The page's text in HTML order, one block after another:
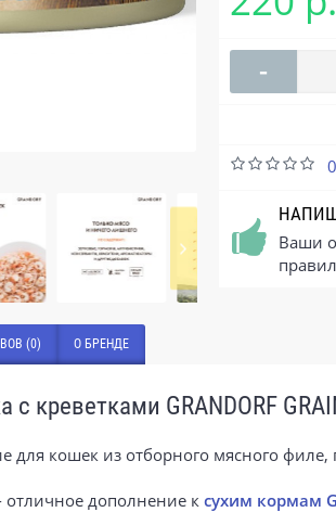
-
Ваши
(0) О БРЕНДЕ
с креветками GRANDORF
для кошек из отборного мясного филе,
дополнение к сухим кормам